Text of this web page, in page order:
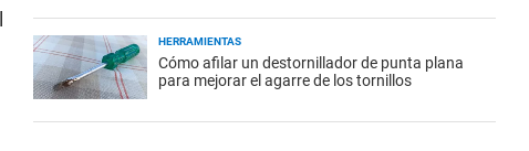
HERRAMIENTAS
Cómo afilar un destornillador de punta plana
para mejorar el agarre de los tornillos